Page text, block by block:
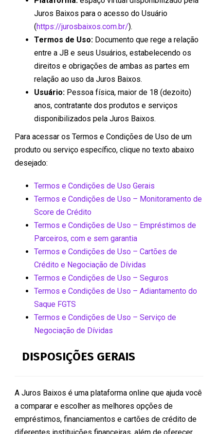
Juros Baixos para o acesso do Usuário
(https://jurosbaixos.com.br/).
Termos de Uso: Documento que rege a relação
entre a JB e seus Usuários, estabelecendo os
direitos e obrigações de ambas as partes em
relação ao uso da Juros Baixos.
Usuário: Pessoa física, maior de 18 (dezoito)
anos, contratante dos produtos e serviços
disponibilizados pela Juros Baixos.
Para acessar os Termos e Condições de Uso de um
produto ou serviço específico, clique no texto abaixo
desejado:
Termos e Condições de Uso Gerais
Termos e Condições de Uso – Monitoramento de
Score de Crédito
Termos e Condições de Uso – Empréstimos de
Parceiros, com e sem garantia
Termos e Condições de Uso – Cartões de
Crédito e Negociação de Dívidas
Termos e Condições de Uso – Seguros
Termos e Condições de Uso – Adiantamento do
Saque FGTS
Termos e Condições de Uso – Serviço de
Negociação de Dívidas
DISPOSIÇÕES GERAIS
A Juros Baixos é uma plataforma online que ajuda você
a comparar e escolher as melhores opções de
empréstimos, financiamentos e cartões de crédito de